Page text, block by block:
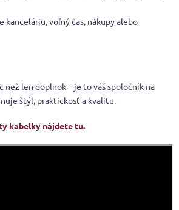
kanceláriu, voľný čas, nákupy alebo
než len doplnok – je to váš spoločník na
štýl, praktickosť a kvalitu.
kabelky nájdete tu.